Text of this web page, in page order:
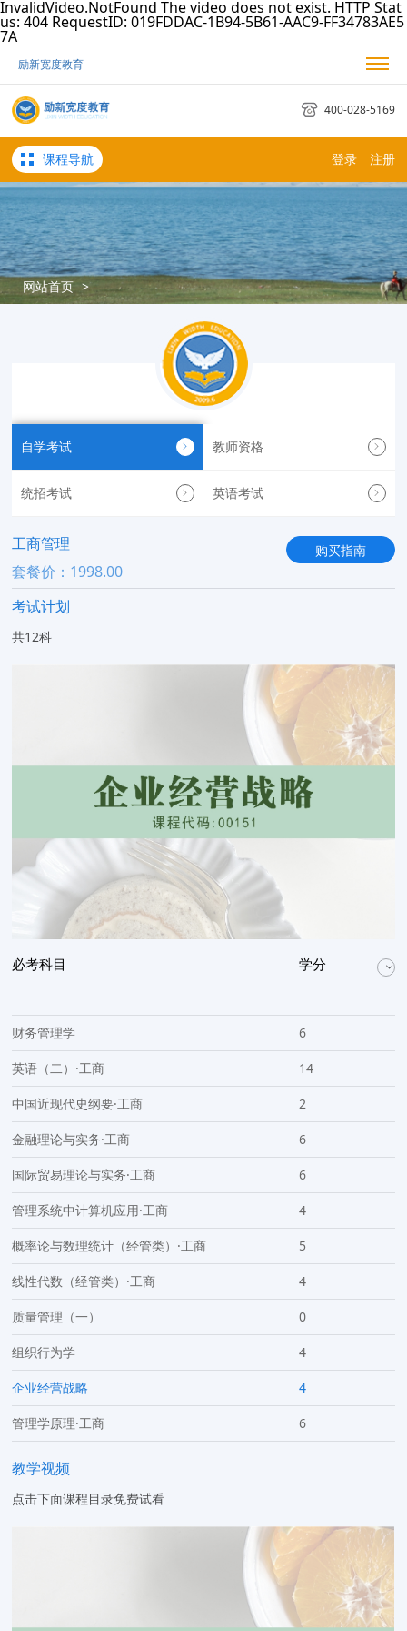
InvalidVideo.NotFound The video does not exist. HTTP Stat
us: 404 RequestID: 019FDDAC-1B94-5B61-AAC9-FF34783AE5
7A
励新宽度教育
考试日历
400-028-5169
课程导航 登录 注册
网站首页 >
自学考试 教师资格
统招考试 英语考试
工商管理
套餐价：1998.00
购买指南
考试计划
共12科
必考科目 学分
财务管理学 6
英语（二）·工商 14
中国近现代史纲要·工商 2
金融理论与实务·工商 6
国际贸易理论与实务·工商 6
管理系统中计算机应用·工商 4
概率论与数理统计（经管类）·工商 5
线性代数（经管类）·工商 4
质量管理（一） 0
组织行为学 4
企业经营战略 4
管理学原理·工商 6
教学视频
点击下面课程目录免费试看